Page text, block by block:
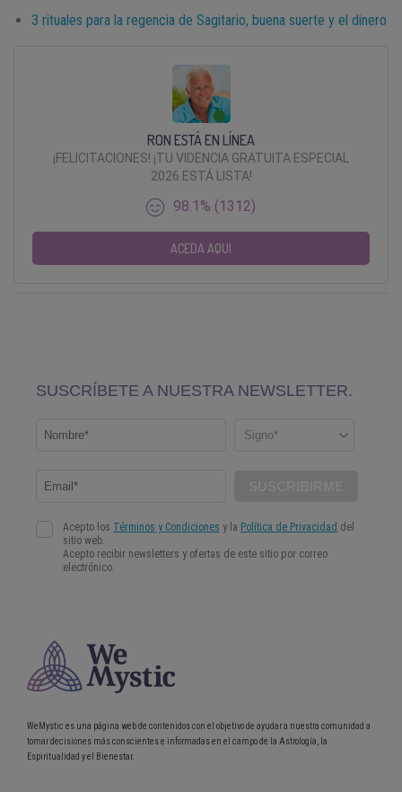
3 rituales para la regencia de Sagitario, buena suerte y el dinero
RON ESTÁ EN LÍNEA
¡FELICITACIONES! ¡TU VIDENCIA GRATUITA ESPECIAL
2026 ESTÁ LISTA!
98.1% (1312)
ACEDA AQUI
WeMystic es una página web de contenidos con el objetivo de ayudar a nuestra comunidad a
tomar decisiones más conscientes e informadas en el campo de la Astrología, la
Espiritualidad y el Bienestar.